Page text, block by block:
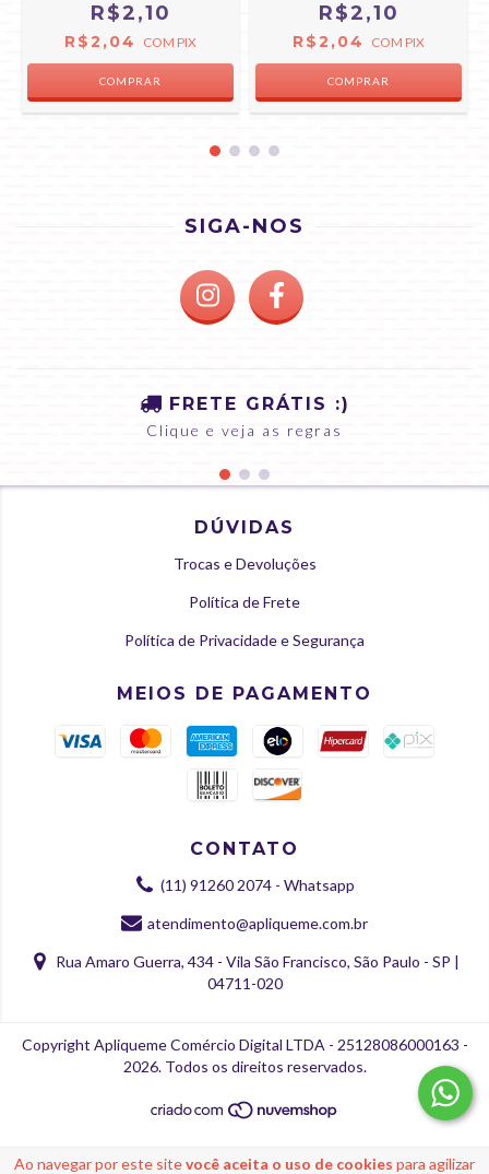
Ao navegar por este sitevocê aceita o uso de cookies para agilizar
R$2,10
R$2,04 COM PIX
R$2,10
R$2,04 COM PIX
SIGA-NOS
FRETE GRÁTIS :)
Clique e veja as regras
DÚVIDAS
Trocas e Devoluções
Política de Frete
Política de Privacidade e Segurança
MEIOS DE PAGAMENTO
CONTATO
(11) 91260 2074 - Whatsapp
atendimento@apliqueme.com.br
Rua Amaro Guerra, 434 - Vila São Francisco, São Paulo - SP |
04711-020
Copyright Apliqueme Comércio Digital LTDA - 25128086000163 -
2026. Todos os direitos reservados.